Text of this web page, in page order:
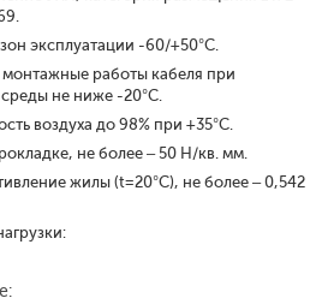
эксплуатации -60/+50°С.
работы кабеля при
не ниже -20°С.
воздуха до 98% при +35°С.
не более – 50 Н/кв. мм.
жилы (t=20°С), не более – 0,542